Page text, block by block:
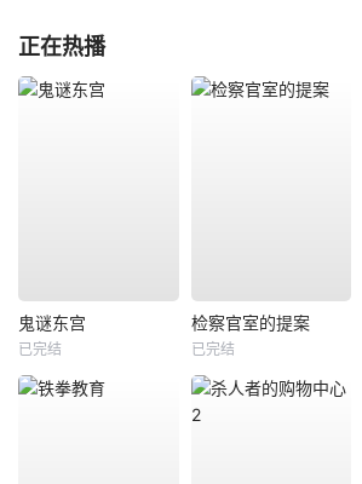
正在热播
鬼谜东宫
已完结
检察官室的提案
已完结